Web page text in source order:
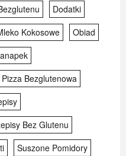
Dodatki
Kokosowe
Obiad
Pizza Bezglutenowa
Bez Glutenu
Suszone Pomidory